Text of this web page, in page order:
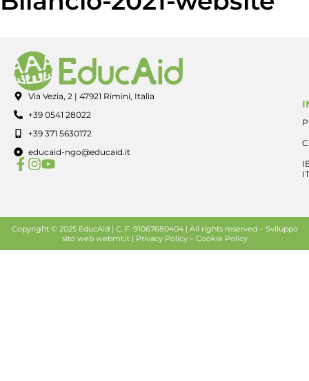
Via Vezia, 2 | 47921 Rimini, Italia
+39 0541 28022
+39 371 5630172
educaid-ngo@educaid.it
Copyright © 2025 EducAid | C. F. 91067680404 | All rights reserved – Sviluppo
sito webwebmt.it | Privacy Policy– Cookie Policy